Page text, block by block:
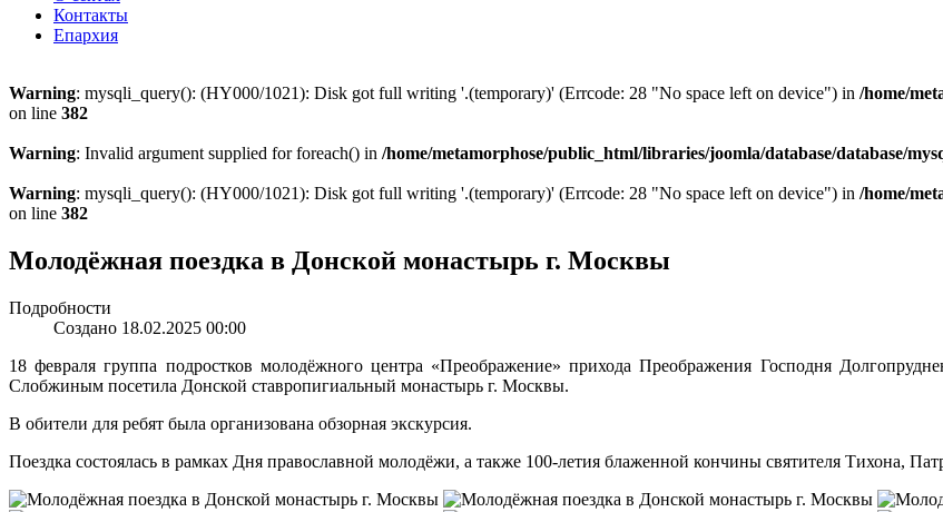
Контакты
Епархия
Warning: mysqli_query(): (HY000/1021): Disk got full writing '.(temporary)' (Errcode: 28 "No space left on device") in /home/
on line 382
Warning: Invalid argument supplied for foreach() in /home/metamorphose/public_html/libraries/joomla/database/database/
Warning: mysqli_query(): (HY000/1021): Disk got full writing '.(temporary)' (Errcode: 28 "No space left on device") in /home/
on line 382
Молодёжная поездка в Донской монастырь г. Москвы
Подробности
Создано 18.02.2025 00:00
18 февраля группа подростков молодёжного центра «Преображение» прихода Преображения Господня
Слобжиным посетила Донской ставропигиальный монастырь г. Москвы.
В обители для ребят была организована обзорная экскурсия.
Поездка состоялась в рамках Дня православной молодёжи, а также 100-летия блаженной кончины святителя Тихона,